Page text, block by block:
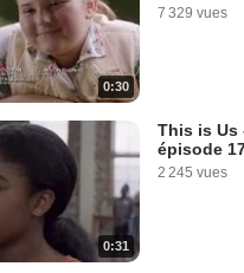
0:30
7 329 vues
0:31
This is Us
épisode
2 245 vues